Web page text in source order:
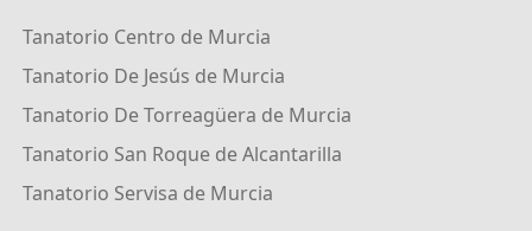
Tanatorio Centro de Murcia
Tanatorio De Jesús de Murcia
Tanatorio De Torreagüera de Murcia
Tanatorio San Roque de Alcantarilla
Tanatorio Servisa de Murcia